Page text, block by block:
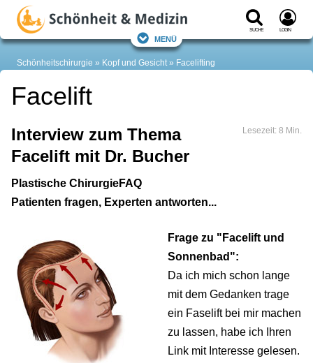
Suche Login
Menü
Schönheitschirurgie Kopf und Gesicht Facelifting
Facelift
Lesezeit: 8 Min.
Interview zum Thema
Facelift mit Dr. Bucher
Plastische ChirurgieFAQ
Patienten fragen, Experten antworten...
Frage zu "Facelift und
Sonnenbad":
Da ich mich schon lange
mit dem Gedanken trage
ein Faselift bei mir machen
zu lassen, habe ich Ihren
Link mit Interesse gelesen.